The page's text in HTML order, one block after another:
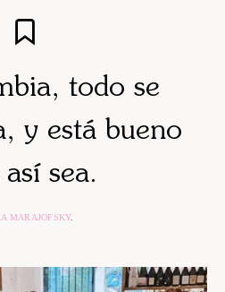
todo se
y está bueno
sea.
MARAJOFSKY.